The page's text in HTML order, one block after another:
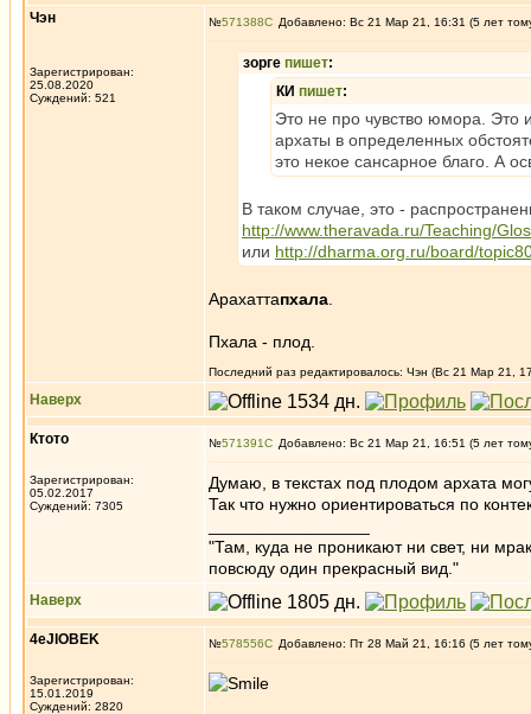
Чэн
Зарегистрирован:
25.08.2020
Суждений: 521
№571388 Добавлено: Вс 21 Мар 21, 16:31 (5 лет
зорге пишет:
КИ пишет:
Это не про чувство юмора. Это
архаты в определенных
это некое сансарное благо. А
В таком случае, это -
http://www.theravada.ru/Teaching/
или http://dharma.org.ru/board/
Арахаттапхала
Пхала - плод.
Последний раз редактировалось: Чэн (Вс 21 Мар 21,
Наверх
Ктото
Зарегистрирован:
05.02.2017
Суждений: 7305
№571391 Добавлено: Вс 21 Мар 21, 16:51 (5 лет
Думаю, в текстах под плодом архата
Так что нужно ориентироваться по
"Там, куда не проникают ни свет, ни
повсюду один прекрасный вид."
Наверх
4eJIOBEK
Зарегистрирован:
15.01.2019
Суждений: 2820
№578556 Добавлено: Пт 28 Май 21, 16:16 (5 лет